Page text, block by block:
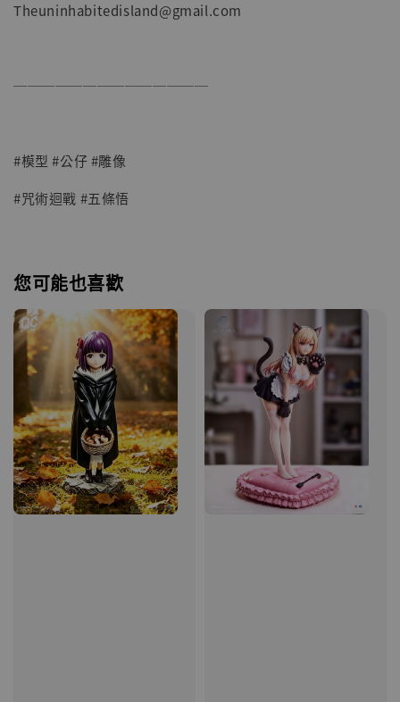
Theuninhabitedisland@gmail.com
──────────────
#模型 #公仔 #雕像
#咒術迴戰 #五條悟
您可能也喜歡